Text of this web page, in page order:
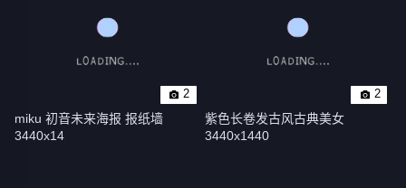
2
miku 初音未来海报 报纸墙
3440x14
2
紫色长卷发古风古典美女
3440x1440